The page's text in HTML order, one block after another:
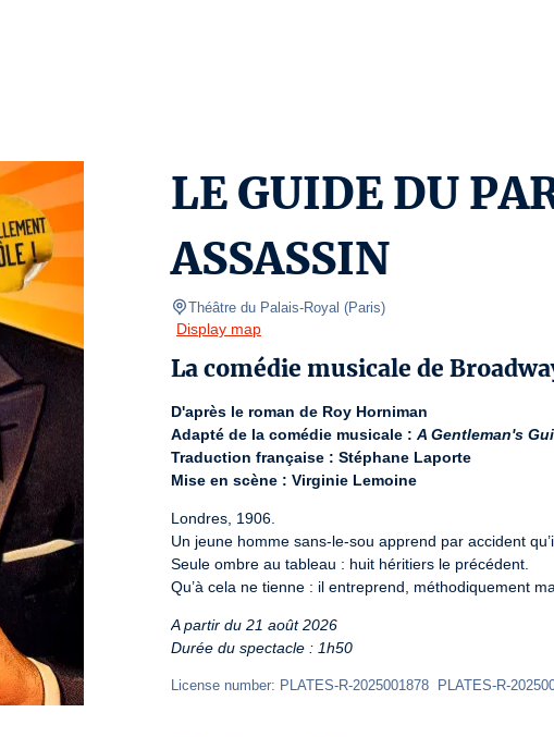
LE GUIDE DU
ASSASSIN
Théâtre du Palais-Royal (Paris)
Display map
La comédie musicale de
D'après le roman de Roy Horniman
Adapté de la comédie musicale : A Gentleman's
Traduction française : Stéphane Laporte
Mise en scène : Virginie Lemoine
Londres, 1906.
Un jeune homme sans-le-sou apprend par accident
Seule ombre au tableau : huit héritiers le précédent.
Qu’à cela ne tienne : il entreprend, méthodiquement
A partir du 21 août 2026
Durée du spectacle : 1h50
License number: PLATES-R-2025001878  PLATES-R-